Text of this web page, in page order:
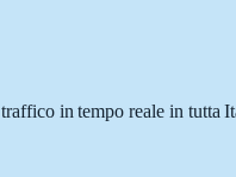
in tempo reale in tutta